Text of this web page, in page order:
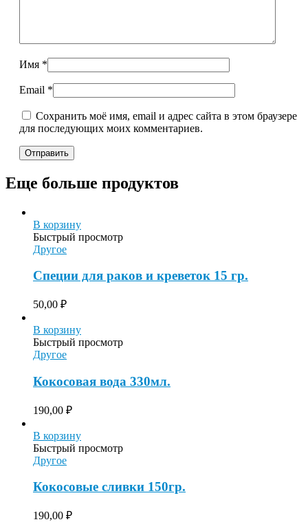
Имя *
Email *
Сохранить моё имя, email и адрес сайта в этом браузере
для последующих моих комментариев.
Еще больше продуктов
В корзину
Быстрый просмотр
Другое
Специи для раков и креветок 15 гр.
50,00 ₽
В корзину
Быстрый просмотр
Другое
Кокосовая вода 330мл.
190,00 ₽
В корзину
Быстрый просмотр
Другое
Кокосовые сливки 150гр.
190,00 ₽